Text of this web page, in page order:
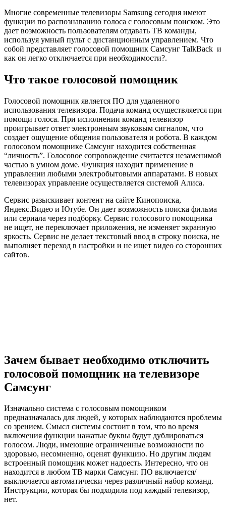
Многие современные телевизоры Samsung сегодня имеют
функции по распознаванию голоса с голосовым поиском. Это
дает возможность пользователям отдавать ТВ команды,
используя умный пульт с дистанционным управлением. Что
собой представляет голосовой помощник Самсунг TalkBack и
как он легко отключается при необходимости?.
Что такое голосовой помощник
Голосовой помощник является ПО для удаленного
использования телевизора. Подача команд осуществляется при
помощи голоса. При исполнении команд телевизор
проигрывает ответ электронным звуковым сигналом, что
создает ощущение общения пользователя и робота. В каждом
голосовом помощнике Самсунг находится собственная
“личность”. Голосовое сопровождение считается незаменимой
частью в умном доме. Функция находит применение в
управлении любыми электробытовыми аппаратами. В новых
телевизорах управление осуществляется системой Алиса.
Сервис разыскивает контент на сайте Кинопоиска,
Яндекс.Видео и Ютубе. Он дает возможность поиска фильма
или сериала через подборку. Сервис голосового помощника
не ищет, не переключает приложения, не изменяет экранную
яркость. Сервис не делает текстовый ввод в строку поиска, не
выполняет переход в настройки и не ищет видео со сторонних
сайтов.
Зачем бывает необходимо отключить
голосовой помощник на телевизоре
Самсунг
Изначально система с голосовым помощником
предназначалась для людей, у которых наблюдаются проблемы
со зрением. Смысл системы состоит в том, что во время
включения функции нажатые буквы будут дублироваться
голосом. Люди, имеющие ограниченные возможности по
здоровью, несомненно, оценят функцию. Но другим людям
встроенный помощник может надоесть. Интересно, что он
находится в любом ТВ марки Самсунг. ПО включается/
выключается автоматически через различный набор команд.
Инструкции, которая бы подходила под каждый телевизор,
нет.